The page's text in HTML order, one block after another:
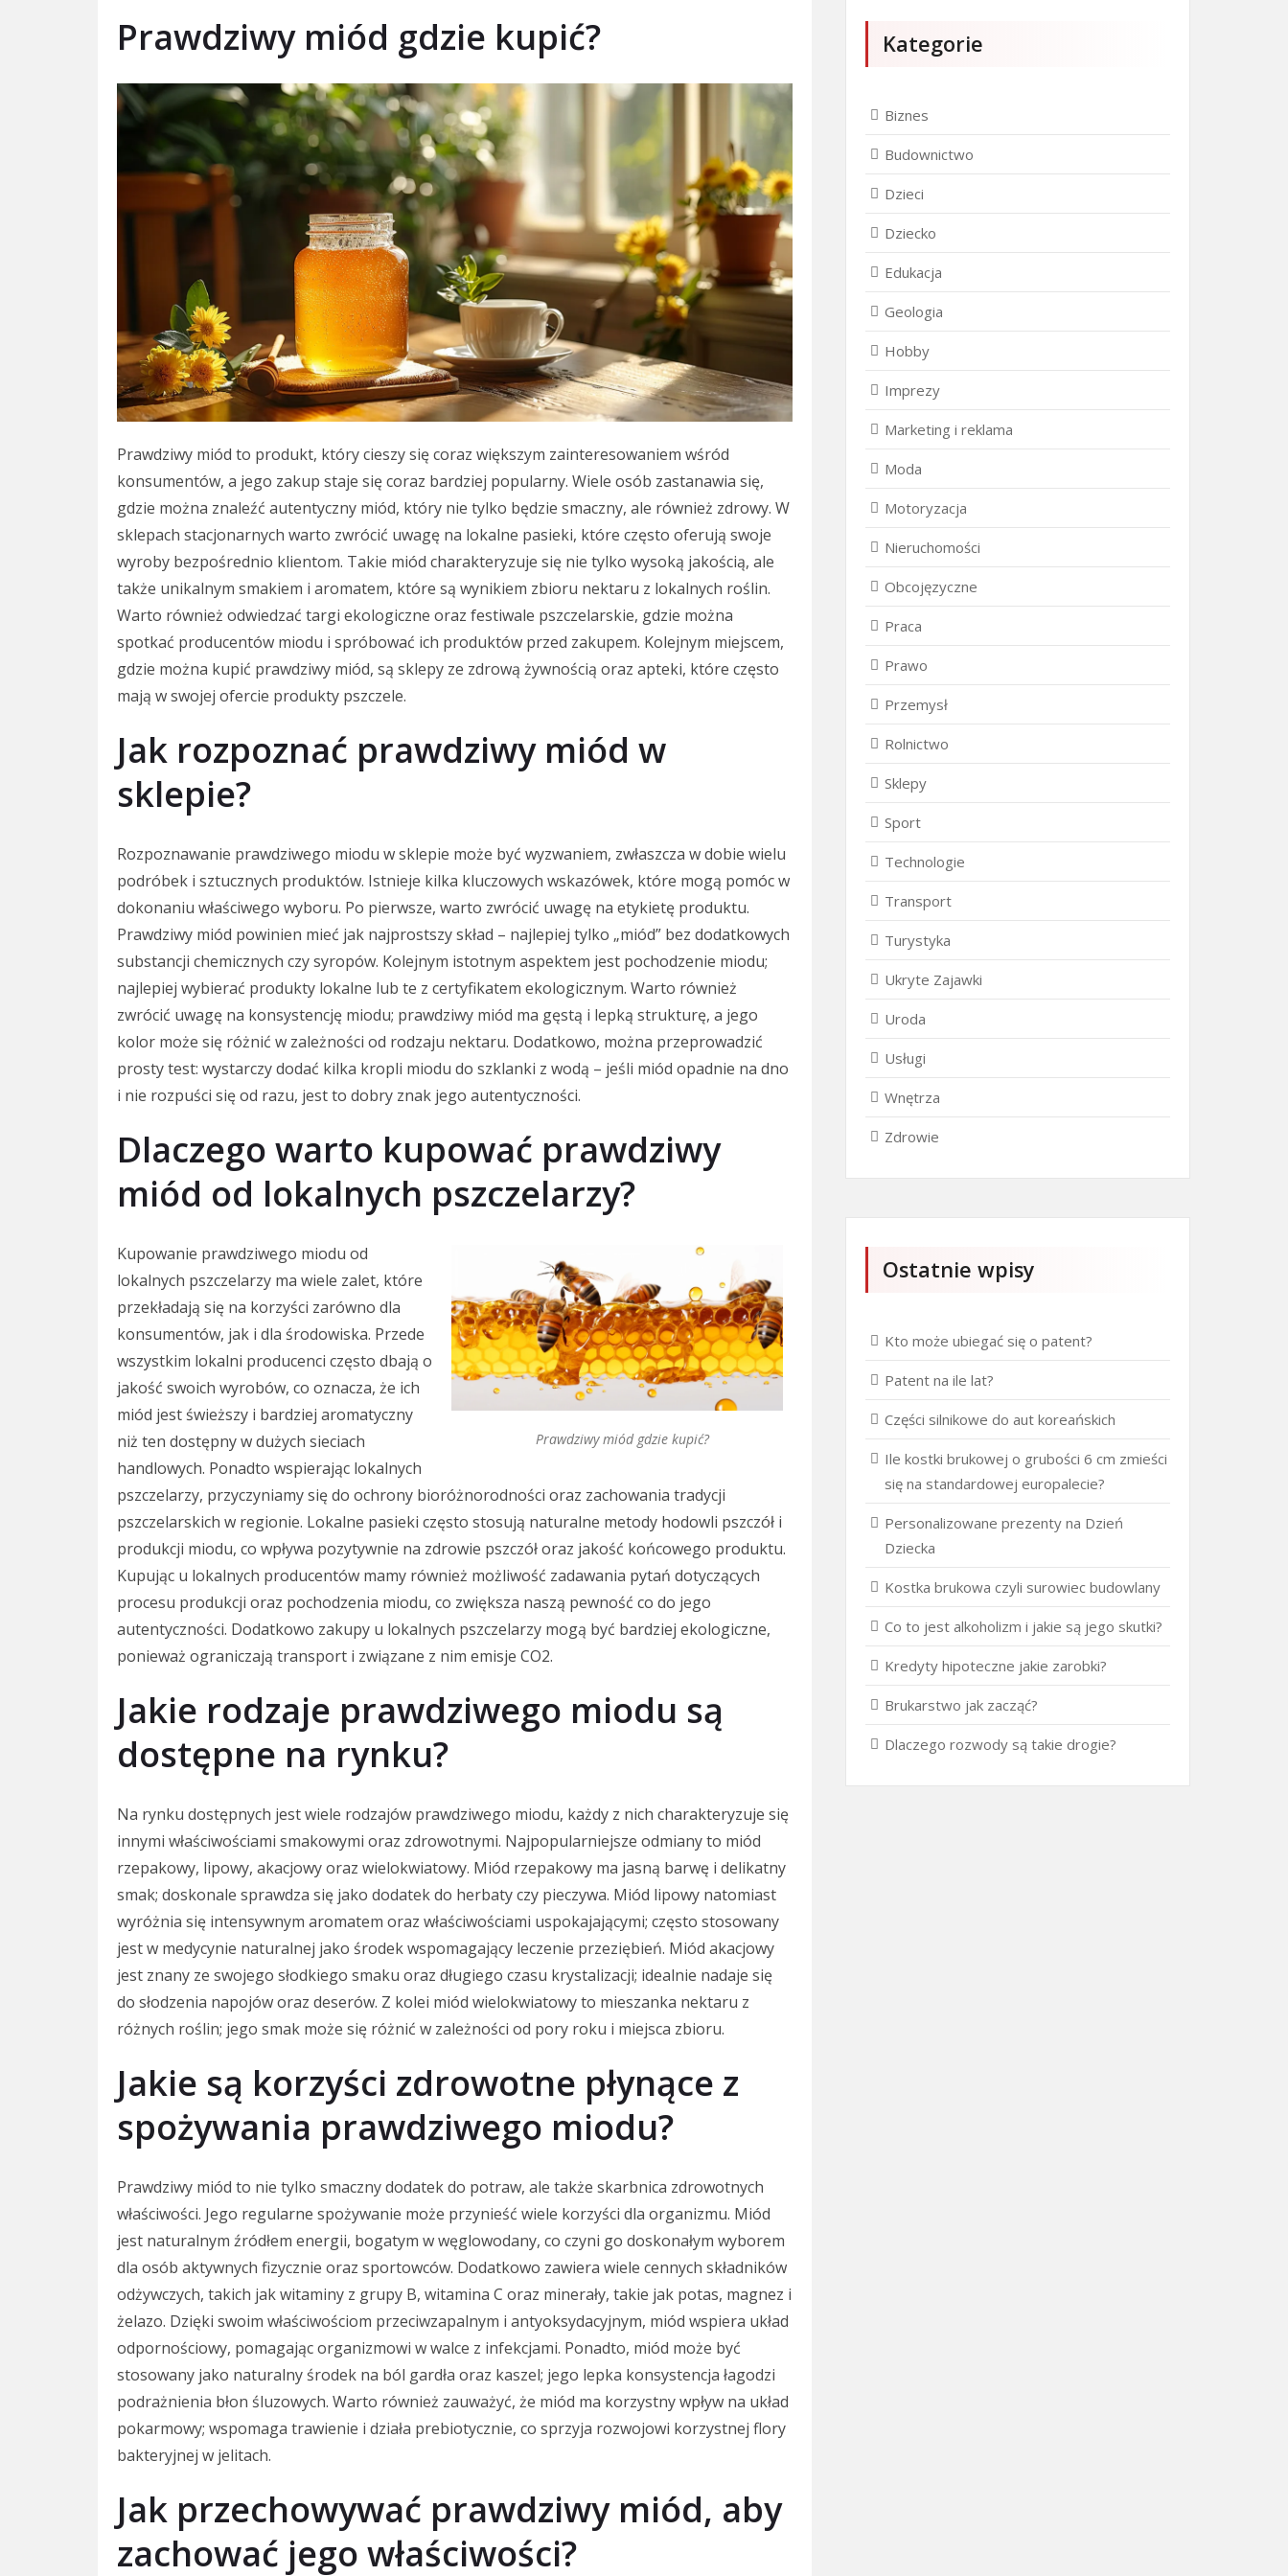
Prawdziwy miód gdzie kupić?
Prawdziwy miód to produkt, który cieszy się coraz większym zainteresowaniem wśród
konsumentów, a jego zakup staje się coraz bardziej popularny. Wiele osób zastanawia się,
gdzie można znaleźć autentyczny miód, który nie tylko będzie smaczny, ale również zdrowy. W
sklepach stacjonarnych warto zwrócić uwagę na lokalne pasieki, które często oferują swoje
wyroby bezpośrednio klientom. Takie miód charakteryzuje się nie tylko wysoką jakością, ale
także unikalnym smakiem i aromatem, które są wynikiem zbioru nektaru z lokalnych roślin.
Warto również odwiedzać targi ekologiczne oraz festiwale pszczelarskie, gdzie można
spotkać producentów miodu i spróbować ich produktów przed zakupem. Kolejnym miejscem,
gdzie można kupić prawdziwy miód, są sklepy ze zdrową żywnością oraz apteki, które często
mają w swojej ofercie produkty pszczele.
Jak rozpoznać prawdziwy miód w
sklepie?
Rozpoznawanie prawdziwego miodu w sklepie może być wyzwaniem, zwłaszcza w dobie wielu
podróbek i sztucznych produktów. Istnieje kilka kluczowych wskazówek, które mogą pomóc w
dokonaniu właściwego wyboru. Po pierwsze, warto zwrócić uwagę na etykietę produktu.
Prawdziwy miód powinien mieć jak najprostszy skład – najlepiej tylko „miód” bez dodatkowych
substancji chemicznych czy syropów. Kolejnym istotnym aspektem jest pochodzenie miodu;
najlepiej wybierać produkty lokalne lub te z certyfikatem ekologicznym. Warto również
zwrócić uwagę na konsystencję miodu; prawdziwy miód ma gęstą i lepką strukturę, a jego
kolor może się różnić w zależności od rodzaju nektaru. Dodatkowo, można przeprowadzić
prosty test: wystarczy dodać kilka kropli miodu do szklanki z wodą – jeśli miód opadnie na dno
i nie rozpuści się od razu, jest to dobry znak jego autentyczności.
Dlaczego warto kupować prawdziwy
miód od lokalnych pszczelarzy?
Prawdziwy miód gdzie kupić?
Kupowanie prawdziwego miodu od
lokalnych pszczelarzy ma wiele zalet, które
przekładają się na korzyści zarówno dla
konsumentów, jak i dla środowiska. Przede
wszystkim lokalni producenci często dbają o
jakość swoich wyrobów, co oznacza, że ich
miód jest świeższy i bardziej aromatyczny
niż ten dostępny w dużych sieciach
handlowych. Ponadto wspierając lokalnych
pszczelarzy, przyczyniamy się do ochrony bioróżnorodności oraz zachowania tradycji
pszczelarskich w regionie. Lokalne pasieki często stosują naturalne metody hodowli pszczół i
produkcji miodu, co wpływa pozytywnie na zdrowie pszczół oraz jakość końcowego produktu.
Kupując u lokalnych producentów mamy również możliwość zadawania pytań dotyczących
procesu produkcji oraz pochodzenia miodu, co zwiększa naszą pewność co do jego
autentyczności. Dodatkowo zakupy u lokalnych pszczelarzy mogą być bardziej ekologiczne,
ponieważ ograniczają transport i związane z nim emisje CO2.
Jakie rodzaje prawdziwego miodu są
dostępne na rynku?
Na rynku dostępnych jest wiele rodzajów prawdziwego miodu, każdy z nich charakteryzuje się
innymi właściwościami smakowymi oraz zdrowotnymi. Najpopularniejsze odmiany to miód
rzepakowy, lipowy, akacjowy oraz wielokwiatowy. Miód rzepakowy ma jasną barwę i delikatny
smak; doskonale sprawdza się jako dodatek do herbaty czy pieczywa. Miód lipowy natomiast
wyróżnia się intensywnym aromatem oraz właściwościami uspokajającymi; często stosowany
jest w medycynie naturalnej jako środek wspomagający leczenie przeziębień. Miód akacjowy
jest znany ze swojego słodkiego smaku oraz długiego czasu krystalizacji; idealnie nadaje się
do słodzenia napojów oraz deserów. Z kolei miód wielokwiatowy to mieszanka nektaru z
różnych roślin; jego smak może się różnić w zależności od pory roku i miejsca zbioru.
Jakie są korzyści zdrowotne płynące z
spożywania prawdziwego miodu?
Prawdziwy miód to nie tylko smaczny dodatek do potraw, ale także skarbnica zdrowotnych
właściwości. Jego regularne spożywanie może przynieść wiele korzyści dla organizmu. Miód
jest naturalnym źródłem energii, bogatym w węglowodany, co czyni go doskonałym wyborem
dla osób aktywnych fizycznie oraz sportowców. Dodatkowo zawiera wiele cennych składników
odżywczych, takich jak witaminy z grupy B, witamina C oraz minerały, takie jak potas, magnez i
żelazo. Dzięki swoim właściwościom przeciwzapalnym i antyoksydacyjnym, miód wspiera układ
odpornościowy, pomagając organizmowi w walce z infekcjami. Ponadto, miód może być
stosowany jako naturalny środek na ból gardła oraz kaszel; jego lepka konsystencja łagodzi
podrażnienia błon śluzowych. Warto również zauważyć, że miód ma korzystny wpływ na układ
pokarmowy; wspomaga trawienie i działa prebiotycznie, co sprzyja rozwojowi korzystnej flory
bakteryjnej w jelitach.
Jak przechowywać prawdziwy miód, aby
zachować jego właściwości?
Kategorie
Biznes
Budownictwo
Dzieci
Dziecko
Edukacja
Geologia
Hobby
Imprezy
Marketing i reklama
Moda
Motoryzacja
Nieruchomości
Obcojęzyczne
Praca
Prawo
Przemysł
Rolnictwo
Sklepy
Sport
Technologie
Transport
Turystyka
Ukryte Zajawki
Uroda
Usługi
Wnętrza
Zdrowie
Ostatnie wpisy
Kto może ubiegać się o patent?
Patent na ile lat?
Części silnikowe do aut koreańskich
Ile kostki brukowej o grubości 6 cm zmieści
się na standardowej europalecie?
Personalizowane prezenty na Dzień
Dziecka
Kostka brukowa czyli surowiec budowlany
Co to jest alkoholizm i jakie są jego skutki?
Kredyty hipoteczne jakie zarobki?
Brukarstwo jak zacząć?
Dlaczego rozwody są takie drogie?